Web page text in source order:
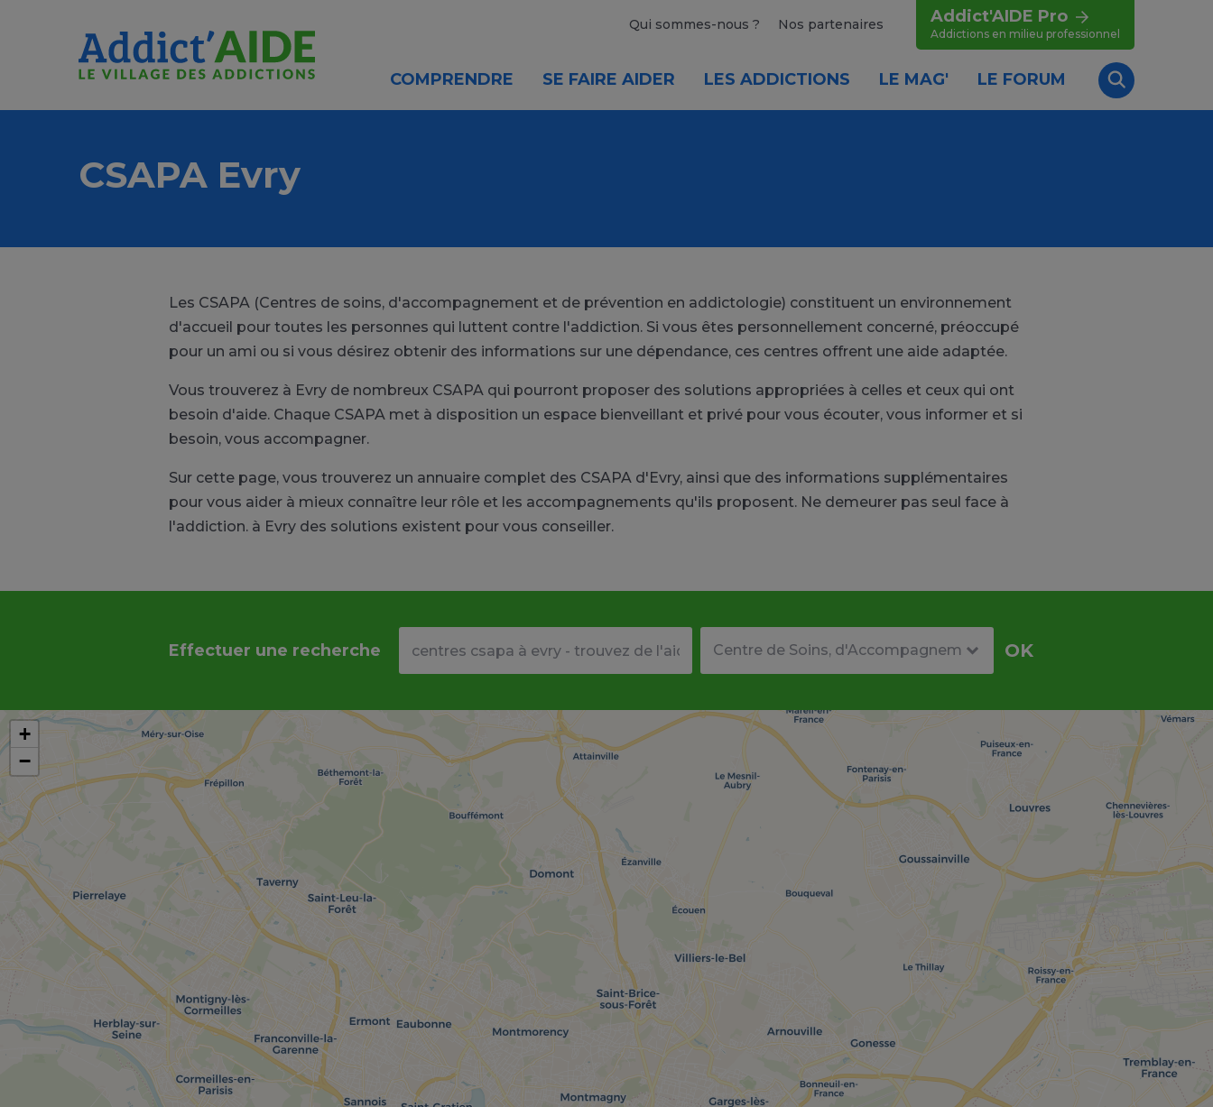
Qui sommes-nous ? Nos partenaires Addict'AIDE Pro
Addictions en milieu professionnel
COMPRENDRE SE FAIRE AIDER LES ADDICTIONS LE MAG' LE FORUM
Recherche
CSAPA Evry
Les CSAPA (Centres de soins, d'accompagnement et de prévention en addictologie) constituent un environnement
d'accueil pour toutes les personnes qui luttent contre l'addiction. Si vous êtes personnellement concerné, préoccupé
pour un ami ou si vous désirez obtenir des informations sur une dépendance, ces centres offrent une aide adaptée.
Vous trouverez à Evry de nombreux CSAPA qui pourront proposer des solutions appropriées à celles et ceux qui ont
besoin d'aide. Chaque CSAPA met à disposition un espace bienveillant et privé pour vous écouter, vous informer et si
besoin, vous accompagner.
Sur cette page, vous trouverez un annuaire complet des CSAPA d'Evry, ainsi que des informations supplémentaires
pour vous aider à mieux connaître leur rôle et les accompagnements qu'ils proposent. Ne demeurer pas seul face à
l'addiction. à Evry des solutions existent pour vous conseiller.
Effectuer une recherche OK
+
−